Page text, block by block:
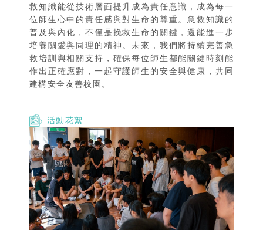
救知識能從技術層面提升成為責任意識，成為每一
位師生心中的責任感與對生命的尊重。急救知識的
普及與內化，不僅是挽救生命的關鍵，還能進一步
培養關愛與同理的精神。未來，我們將持續完善急
救培訓與相關支持，確保每位師生都能關鍵時刻能
作出正確應對，一起守護師生的安全與健康，共同
建構安全友善校園。
活動花絮